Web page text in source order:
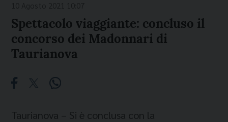
Spettacolo viaggiante: concluso il
concorso dei Madonnari di
Taurianova
Taurianova – Si è conclusa con la